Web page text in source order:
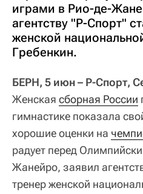
играми в Рио-де-
агентству "Р-Спорт"
женской
Гребенкин.
БЕРН, 5 июн – Р-Спорт,
Женская сборная России
гимнастике показала
хорошие оценки на
радует перед
Жанейро, заявил
тренер женской